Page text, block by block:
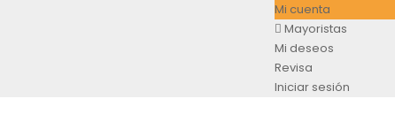
Mi cuenta
Mayoristas
Mi deseos
Revisa
Iniciar sesión